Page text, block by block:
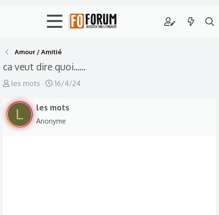
Amour / Amitié
ca veut dire quoi......
A
t
u
les mots
D
t
e
16/4/24
L les mots
Anonyme